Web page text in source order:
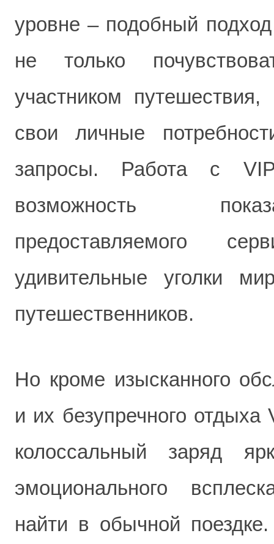
уровне – подобный
не только
участником
свои личные
запросы. Работа с
возможность
предоставляемого
удивительные уголки
путешественников.
Но кроме изысканного
и их безупречного отдыха
колоссальный заряд
эмоционального
найти в обычной